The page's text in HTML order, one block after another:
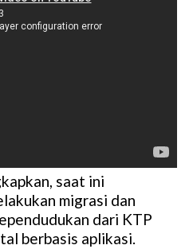
saat ini
migrasi dan
dari KTP
berbasis aplikasi.